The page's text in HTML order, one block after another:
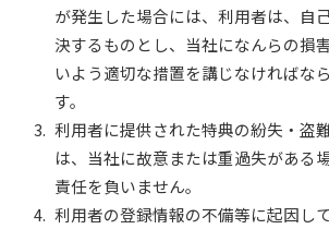
が発生した場合には、利用者は、自
決するものとし、当社になんらの損
いよう適切な措置を講じなければな
す。
利用者に提供された特典の紛失・盗
は、当社に故意または重過失がある
責任を負いません。
利用者の登録情報の不備等に起因し